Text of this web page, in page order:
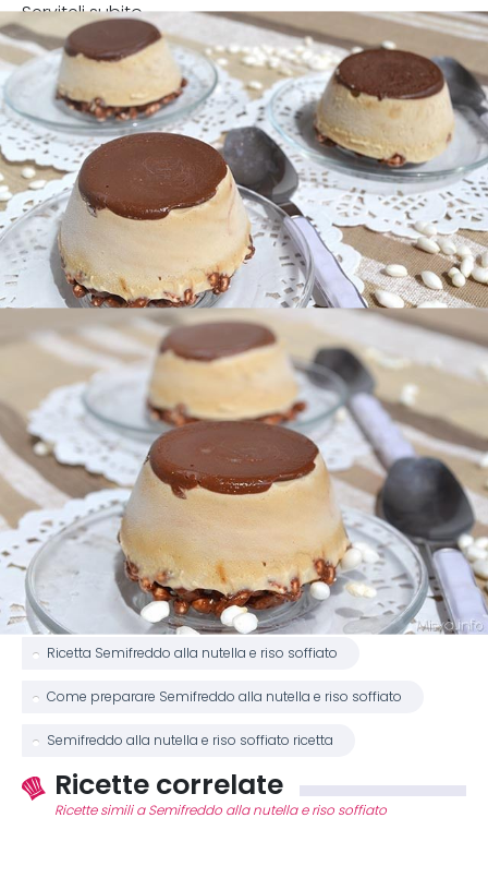
Serviteli subito.
Ricetta Semifreddo alla nutella e riso soffiato
Come preparare Semifreddo alla nutella e riso soffiato
Semifreddo alla nutella e riso soffiato ricetta
Ricette correlate
Ricette simili a Semifreddo alla nutella e riso soffiato